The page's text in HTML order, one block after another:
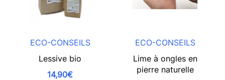
ECO-CONSEILS
Lessive bio
14,90€
ECO-CONSEILS
Lime à ongles en
pierre naturelle